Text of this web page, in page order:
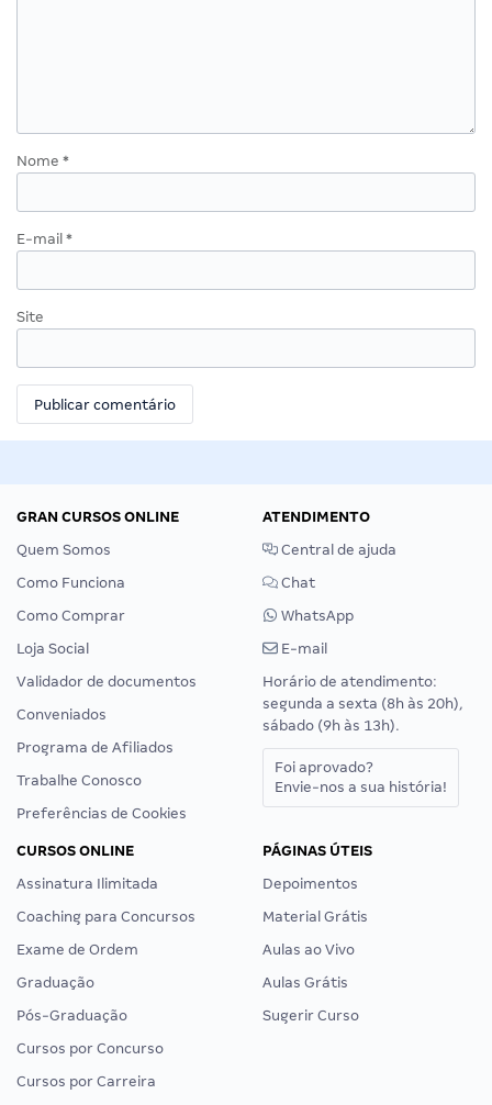
Nome *
E-mail *
Site
GRAN CURSOS ONLINE
Quem Somos
Como Funciona
Como Comprar
Loja Social
Validador de documentos
Conveniados
Programa de Afiliados
Trabalhe Conosco
Preferências de Cookies
ATENDIMENTO
Central de ajuda
Chat
WhatsApp
E-mail
Horário de atendimento:
segunda a sexta (8h às 20h),
sábado (9h às 13h).
Foi aprovado?
Envie-nos a sua história!
CURSOS ONLINE
Assinatura Ilimitada
Coaching para Concursos
Exame de Ordem
Graduação
Pós-Graduação
Cursos por Concurso
Cursos por Carreira
PÁGINAS ÚTEIS
Depoimentos
Material Grátis
Aulas ao Vivo
Aulas Grátis
Sugerir Curso